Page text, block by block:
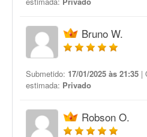
Bruno W.
Submetido: 17/01/2025 às 21:35 |
estimada: Privado
Robson O.